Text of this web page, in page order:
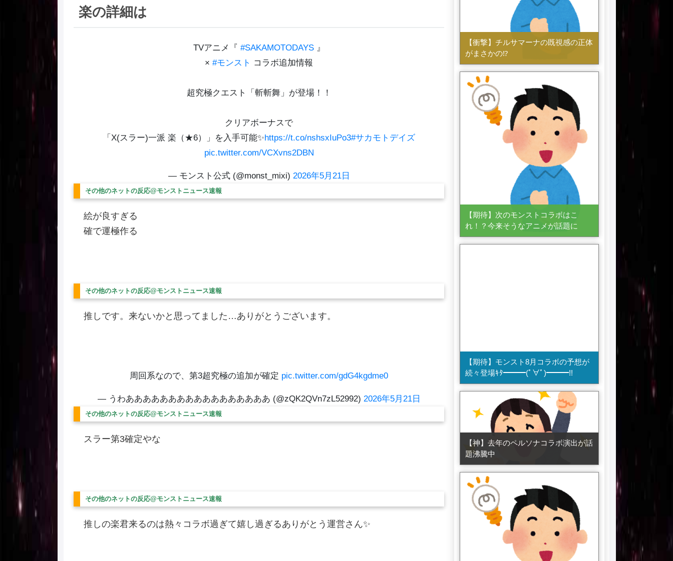
楽の詳細は
TVアニメ『 #SAKAMOTODAYS』
× #モンスト コラボ追加情報
超究極クエスト「斬斬舞」が登場！！
クリアボーナスで
「X(スラー)一派 楽（★6）」を入手可能✨https://t.co/nshsxIuPo3#サカモトデイズ
pic.twitter.com/VCXvns2DBN
— モンスト公式 (@monst_mixi) 2026年5月21日
その他のネットの反応@モンストニュース速報
絵が良すぎる
確で運極作る
その他のネットの反応@モンストニュース速報
推しです。来ないかと思ってました…ありがとうございます。
周回系なので、第3超究極の追加が確定 pic.twitter.com/gdG4kgdme0
— うわあああああああああああああああああ (@zQK2QVn7zL52992) 2026年5月21日
その他のネットの反応@モンストニュース速報
スラー第3確定やな
その他のネットの反応@モンストニュース速報
推しの楽君来るのは熱々コラボ過ぎて嬉し過ぎるありがとう運営さん✨
【衝撃】チルサマーナの既視感の正体
がまさかの⁉️
【期待】次のモンストコラボはこ
れ！？今来そうなアニメが話題に
【期待】モンスト8月コラボの予想が
続々登場ｷﾀ━━━(ﾟ∀ﾟ)━━━!!
【神】去年のペルソナコラボ演出が話
題沸騰中